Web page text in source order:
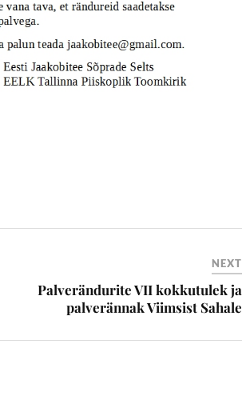
NEXT
Palverändurite VII kokkutulek ja
palverännak Viimsist Sahale